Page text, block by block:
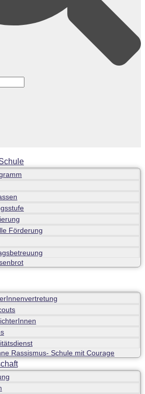
Förderung
Rassismus- Schule mit Courage